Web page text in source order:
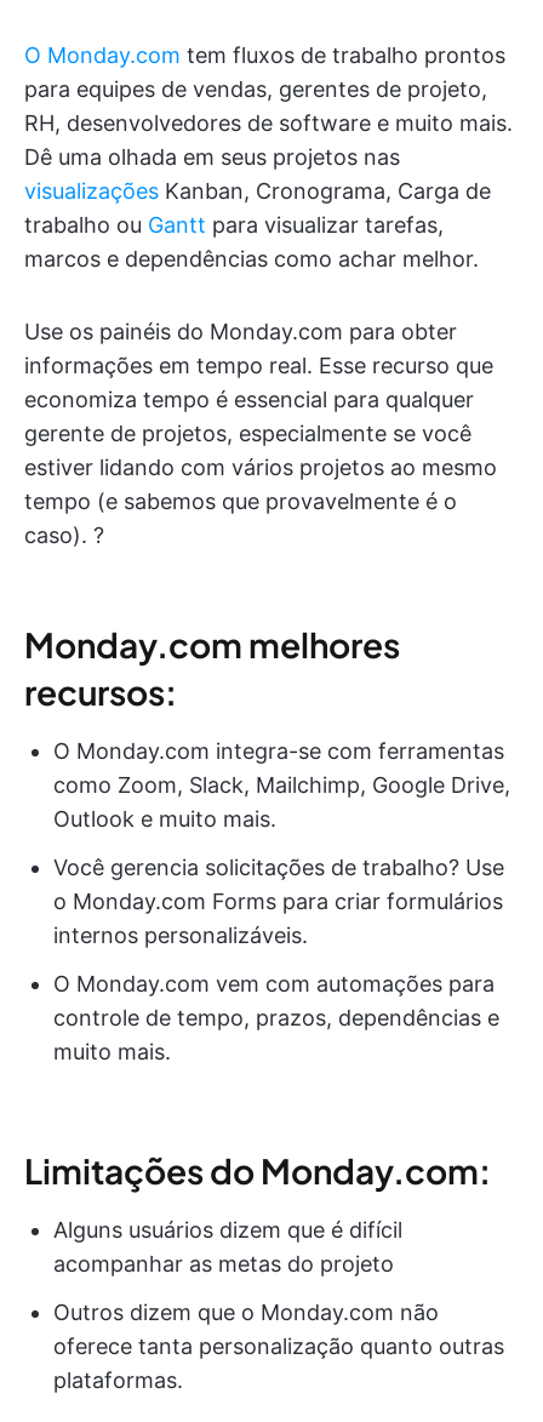
O Monday.com tem fluxos de trabalho prontos
para equipes de vendas, gerentes de projeto,
RH, desenvolvedores de software e muito mais.
Dê uma olhada em seus projetos nas
visualizações Kanban, Cronograma, Carga de
trabalho ou Gantt para visualizar tarefas,
marcos e dependências como achar melhor.
Use os painéis do Monday.com para obter
informações em tempo real. Esse recurso que
economiza tempo é essencial para qualquer
gerente de projetos, especialmente se você
estiver lidando com vários projetos ao mesmo
tempo (e sabemos que provavelmente é o
caso). ?
Monday.com melhores
recursos:
O Monday.com integra-se com ferramentas
como Zoom, Slack, Mailchimp, Google Drive,
Outlook e muito mais.
Você gerencia solicitações de trabalho? Use
o Monday.com Forms para criar formulários
internos personalizáveis.
O Monday.com vem com automações para
controle de tempo, prazos, dependências e
muito mais.
Limitações do Monday.com:
Alguns usuários dizem que é difícil
acompanhar as metas do projeto
Outros dizem que o Monday.com não
oferece tanta personalização quanto outras
plataformas.